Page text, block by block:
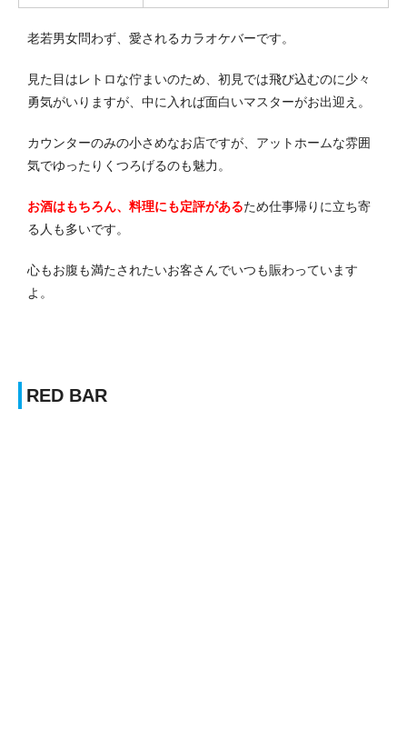
老若男女問わず、愛されるカラオケバーです。
見た目はレトロな佇まいのため、初見では飛び込むのに少々
勇気がいりますが、中に入れば面白いマスターがお出迎え。
カウンターのみの小さめなお店ですが、アットホームな雰囲
気でゆったりくつろげるのも魅力。
お酒はもちろん、料理にも定評があるため仕事帰りに立ち寄
る人も多いです。
心もお腹も満たされたいお客さんでいつも賑わっています
よ。
RED BAR